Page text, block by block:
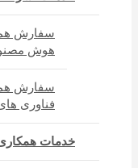
سفارش
هوش
سفارش
فناوری
خدمات